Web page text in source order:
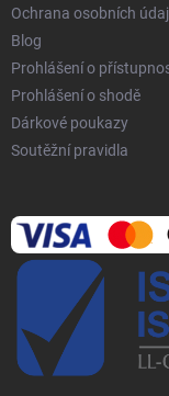
Ochrana osobních
Blog
Prohlášení o
Prohlášení o shodě
Dárkové poukazy
Soutěžní pravidla